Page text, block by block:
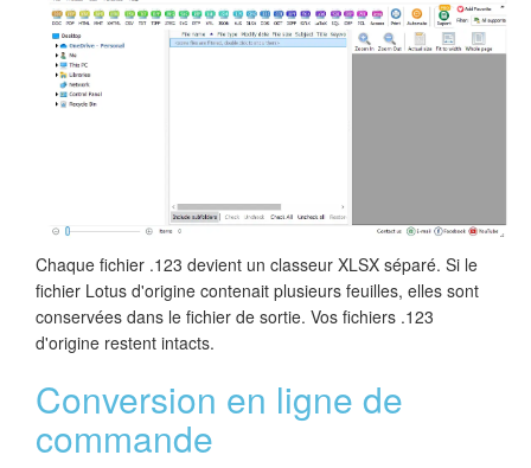
Chaque fichier .123 devient un classeur XLSX séparé. Si le
fichier Lotus d'origine contenait plusieurs feuilles, elles sont
conservées dans le fichier de sortie. Vos fichiers .123
d'origine restent intacts.
Conversion en ligne de
commande